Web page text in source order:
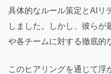
具体的なルール策定とAIリ
しました。しかし、彼らが
や各チームに対する徹底的
このヒアリングを通じて浮